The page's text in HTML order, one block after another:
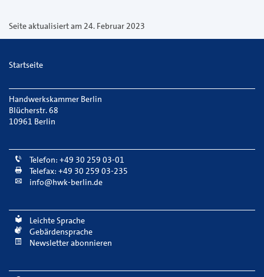
versenden
Seite aktualisiert am 24. Februar 2023
Startseite
Handwerkskammer Berlin
Blücherstr. 68
10961 Berlin
Telefon: +49 30 259 03-01
Telefax: +49 30 259 03-235
info@hwk-berlin.de
Leichte Sprache
Gebärdensprache
Newsletter abonnieren